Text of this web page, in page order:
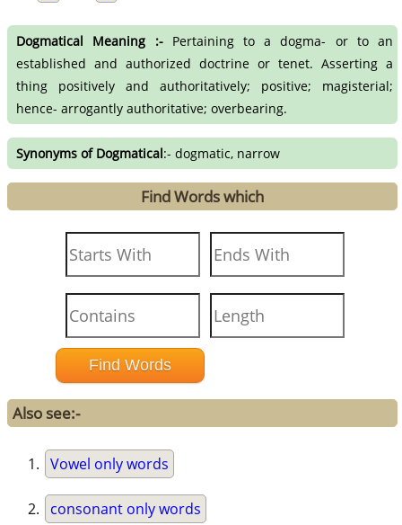
Dogmatical Meaning :-Pertaining to a dogma- or to an
established and authorized doctrine or tenet. Asserting a
thing positively and authoritatively; positive; magisterial;
hence- arrogantly authoritative; overbearing.
Synonyms of Dogmatical:- dogmatic, narrow
Find Words which
Also see:-
Vowel only words
consonant only words